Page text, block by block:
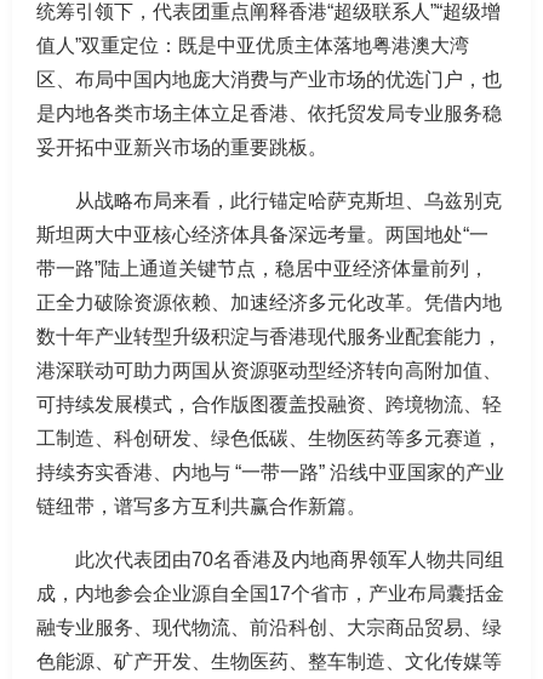
统筹引领下，代表团重点阐释香港“超级联系人”“超级增
值人”双重定位：既是中亚优质主体落地粤港澳大湾
区、布局中国内地庞大消费与产业市场的优选门户，也
是内地各类市场主体立足香港、依托贸发局专业服务稳
妥开拓中亚新兴市场的重要跳板。
从战略布局来看，此行锚定哈萨克斯坦、乌兹别克
斯坦两大中亚核心经济体具备深远考量。两国地处“一
带一路”陆上通道关键节点，稳居中亚经济体量前列，
正全力破除资源依赖、加速经济多元化改革。凭借内地
数十年产业转型升级积淀与香港现代服务业配套能力，
港深联动可助力两国从资源驱动型经济转向高附加值、
可持续发展模式，合作版图覆盖投融资、跨境物流、轻
工制造、科创研发、绿色低碳、生物医药等多元赛道，
持续夯实香港、内地与 “一带一路” 沿线中亚国家的产业
链纽带，谱写多方互利共赢合作新篇。
此次代表团由70名香港及内地商界领军人物共同组
成，内地参会企业源自全国17个省市，产业布局囊括金
融专业服务、现代物流、前沿科创、大宗商品贸易、绿
色能源、矿产开发、生物医药、整车制造、文化传媒等